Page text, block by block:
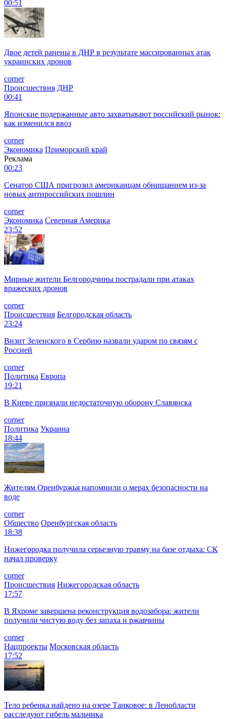
00:51
Двое детей ранены в ДНР в результате массированных атак
украинских дронов
corner
Происшествия ДНР
00:41
Японские подержанные авто захватывают российский рынок:
как изменился ввоз
corner
Экономика Приморский край
Реклама
00:23
Сенатор США пригрозил американцам обнищанием из-за
новых антироссийских пошлин
corner
Экономика Северная Америка
23:52
Мирные жители Белгородчины пострадали при атаках
вражеских дронов
corner
Происшествия Белгородская область
23:24
Визит Зеленского в Сербию назвали ударом по связям с
Россией
corner
Политика Европа
19:21
В Киеве признали недостаточную оборону Славянска
corner
Политика Украина
18:44
Жителям Оренбуржья напомнили о мерах безопасности на
воде
corner
Общество Оренбургская область
18:38
Нижегородка получила серьезную травму на базе отдыха: СК
начал проверку
corner
Происшествия Нижегородская область
17:57
В Яхроме завершена реконструкция водозабора: жители
получили чистую воду без запаха и ржавчины
corner
Нацпроекты Московская область
17:52
Тело ребенка найдено на озере Танковое: в Ленобласти
расследуют гибель мальчика